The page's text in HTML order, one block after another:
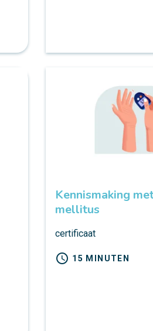
Kennismaking
mellitus
certificaat
schedule 15 MINUTEN